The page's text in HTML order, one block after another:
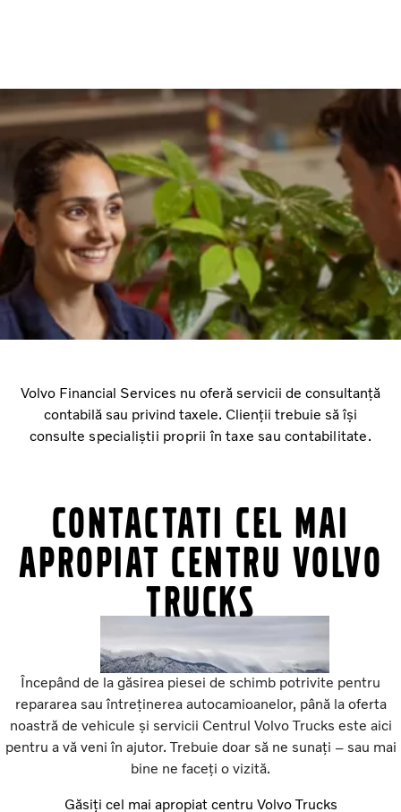
Volvo Financial Services nu oferă servicii de consultanță
contabilă sau privind taxele. Clienții trebuie să își
consulte specialiștii proprii în taxe sau contabilitate.
Contactati cel mai
apropiat centru Volvo
Trucks
Începând de la găsirea piesei de schimb potrivite pentru
repararea sau întreținerea autocamioanelor, până la oferta
noastră de vehicule și servicii Centrul Volvo Trucks este aici
pentru a vă veni în ajutor. Trebuie doar să ne sunați – sau mai
bine ne faceți o vizită.
Găsiți cel mai apropiat centru Volvo Trucks